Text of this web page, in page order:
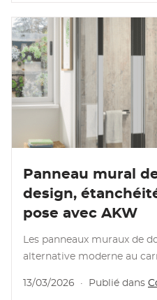
Panneau mural
design,
pose avec AKW
Les panneaux muraux de
alternative moderne au
simples à installer, ils
13/03/2026 · Publié dans